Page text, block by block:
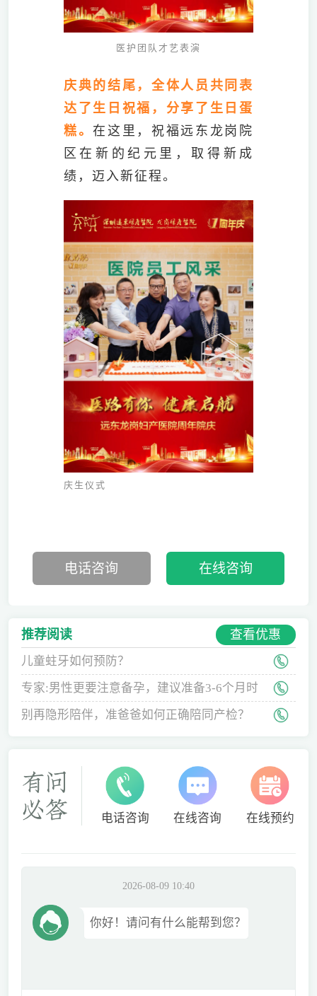
医护团队才艺表演
庆典的结尾，全体人员共同表
达了生日祝福，分享了生日蛋
糕。在这里，祝福远东龙岗院
区在新的纪元里，取得新成
绩，迈入新征程。
庆生仪式
电话咨询 在线咨询
推荐阅读 查看优惠
儿童蛀牙如何预防？
专家:男性更要注意备孕，建议准备3-6个月时
间
别再隐形陪伴，准爸爸如何正确陪同产检？
电话咨询 在线咨询 在线预约
2026-08-09 10:40
你好！请问有什么能帮到您？